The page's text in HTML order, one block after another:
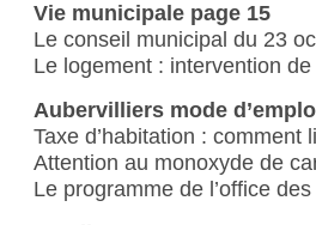
Vie municipale page 15
Le conseil municipal du 23
Le logement : intervention
Aubervilliers mode
Taxe d’habitation : comment
Attention au monoxyde de
Le programme de l’office